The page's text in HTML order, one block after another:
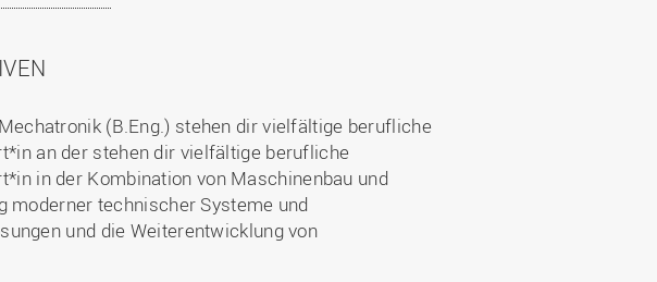
(B.Eng.) stehen dir vielfältige berufliche
an der stehen dir vielfältige berufliche
in der Kombination von Maschinenbau und
moderner technischer Systeme und
und die Weiterentwicklung von